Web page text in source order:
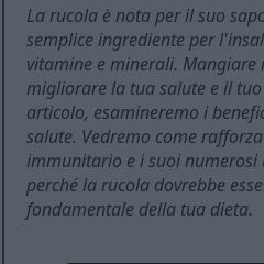
La rucola è nota per il suo
semplice ingrediente per
vitamine e minerali.
migliorare la tua salute e il
articolo, esamineremo i
salute. Vedremo come
immunitario e i suoi numerosi
perché la rucola dovrebbe
fondamentale della tua dieta.